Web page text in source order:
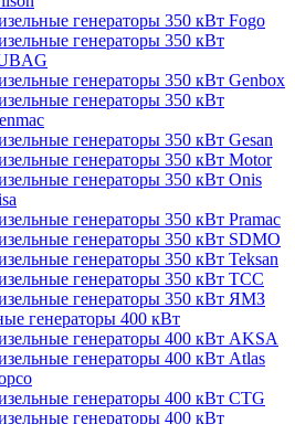
генераторы 350 кВт Fogo
генераторы 350 кВт
генераторы 350 кВт Genbox
генераторы 350 кВт
генераторы 350 кВт Gesan
генераторы 350 кВт Motor
генераторы 350 кВт Onis
генераторы 350 кВт Pramac
генераторы 350 кВт SDMO
генераторы 350 кВт Teksan
генераторы 350 кВт ТСС
генераторы 350 кВт ЯМЗ
генераторы 400 кВт
генераторы 400 кВт AKSA
генераторы 400 кВт Atlas
генераторы 400 кВт CTG
генераторы 400 кВт